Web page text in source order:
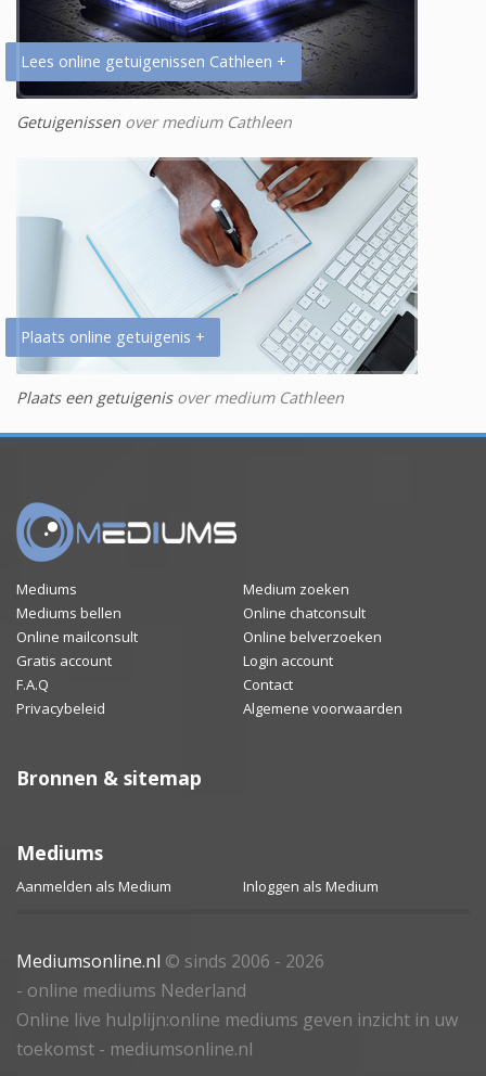
Lees online getuigenissen Cathleen +
Getuigenissen over medium Cathleen
Plaats online getuigenis +
Plaats een getuigenisover medium Cathleen
Mediums
Medium zoeken
Mediums bellen
Online chatconsult
Online mailconsult
Online belverzoeken
Gratis account
Login account
F.A.Q
Contact
Privacybeleid
Algemene voorwaarden
Bronnen & sitemap
Mediums
Aanmelden als Medium Inloggen als Medium
Mediumsonline.nl © sinds 2006 - 2026
- online mediums Nederland
Online live hulplijn:online mediums geven inzicht in uw
toekomst - mediumsonline.nl